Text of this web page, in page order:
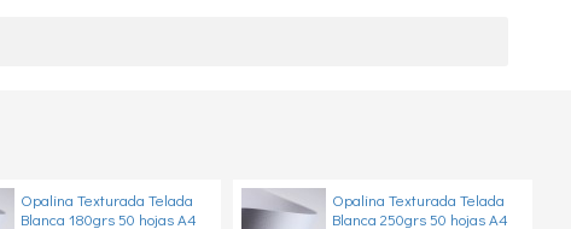
Opalina Texturada Telada
Blanca 180grs 50 hojas A4
Opalina Texturada Telada
Blanca 250grs 50 hojas A4